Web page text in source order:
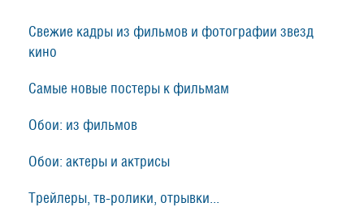
Свежие кадры из фильмов и фотографии звезд
кино
Самые новые постеры к фильмам
Обои: из фильмов
Обои: актеры и актрисы
Трейлеры, тв-ролики, отрывки...